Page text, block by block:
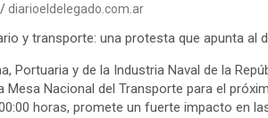
diarioeldelegado.com.ar
y transporte: una protesta que apunta al
Portuaria y de la Industria Naval de la
Nacional del Transporte para el
horas, promete un fuerte impacto en